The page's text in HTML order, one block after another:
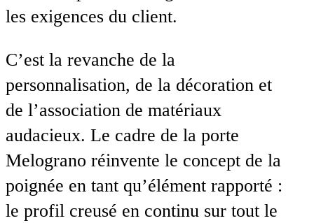
les exigences du client.
C’est la revanche de la
personnalisation, de la décoration et
de l’association de matériaux
audacieux. Le cadre de la porte
Melograno réinvente le concept de la
poignée en tant qu’élément rapporté :
le profil creusé en continu sur tout le